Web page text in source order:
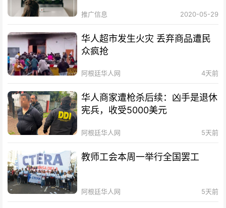
推广信息 2020-05-29
华人超市发生火灾 丢弃商品遭民
众疯抢
阿根廷华人网 4天前
华人商家遭枪杀后续：凶手是退休
宪兵，收受5000美元
阿根廷华人网 5天前
教师工会本周一举行全国罢工
阿根廷华人网 5天前